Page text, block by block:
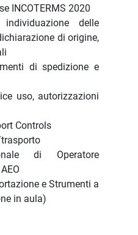
INCOTERMS 2020
delle
di origine,
di spedizione e
uso, autorizzazioni
Controls
di Operatore
e Strumenti a
in aula)